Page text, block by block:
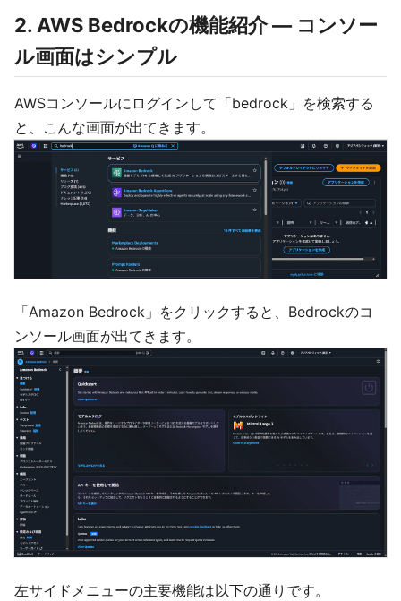
2. AWS Bedrockの機能紹介 — コンソー
ル画面はシンプル
AWSコンソールにログインして「bedrock」を検索する
と、こんな画面が出てきます。
「Amazon Bedrock」をクリックすると、Bedrockのコ
ンソール画面が出てきます。
左サイドメニューの主要機能は以下の通りです。